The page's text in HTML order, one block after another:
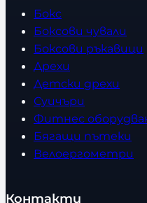
Бокс
Боксови чували
Боксови ръкавици
Дрехи
Детски дрехи
Суичъри
Фитнес
Бягащи пътеки
Велоергометри
Контакти